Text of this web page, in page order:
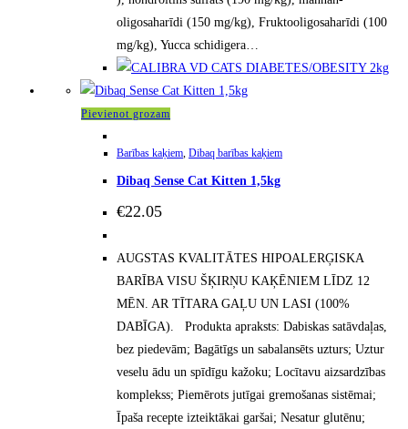
oligosaharīdi (150 mg/kg), Fruktooligosaharīdi (100
mg/kg), Yucca schidigera…
Pievienot grozam
Barības kaķiem, Dibaq barības kaķiem
Dibaq Sense Cat Kitten 1,5kg
€22.05
AUGSTAS KVALITĀTES HIPOALERĢISKA
BARĪBA VISU ŠĶIRŅU KAĶĒNIEM LĪDZ 12
MĒN. AR TĪTARA GAĻU UN LASI (100%
DABĪGA). Produkta apraksts: Dabiskas satāvdaļas,
bez piedevām; Bagātīgs un sabalansēts uzturs; Uztur
veselu ādu un spīdīgu kažoku; Locītavu aizsardzības
komplekss; Piemērots jutīgai gremošanas sistēmai;
Īpaša recepte izteiktākai garšai; Nesatur glutēnu;